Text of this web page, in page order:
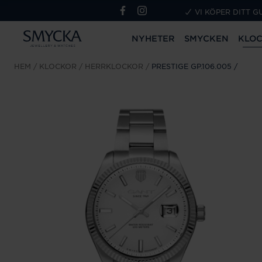
VI KÖPER DITT
NYHETER SMYCKEN
HEM KLOCKOR HERRKLOCKOR PRESTIGE GP.106.005